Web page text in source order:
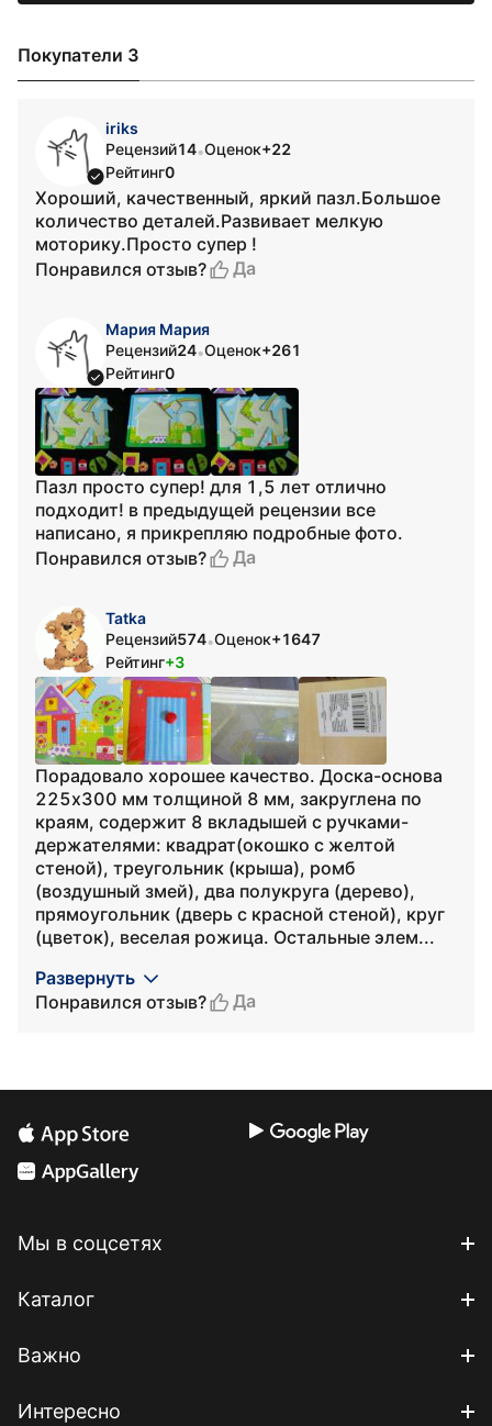
Покупатели 3
iriks
Рецензий14•Оценок+22
Рейтинг0
Хороший, качественный, яркий пазл.Большое
количество деталей.Развивает мелкую
моторику.Просто супер !
Понравился отзыв?
Да
Мария Мария
Рецензий24•Оценок+261
Рейтинг0
Пазл просто супер! для 1,5 лет отлично
подходит! в предыдущей рецензии все
написано, я прикрепляю подробные фото.
Понравился отзыв?
Да
Tatka
Рецензий574•Оценок+1647
Рейтинг+3
Порадовало хорошее качество. Доска-основа
225х300 мм толщиной 8 мм, закруглена по
краям, содержит 8 вкладышей c ручками-
держателями: квадрат(окошко с желтой
стеной), треугольник (крыша), ромб
(воздушный змей), два полукруга (дерево),
прямоугольник (дверь с красной стеной), круг
(цветок), веселая рожица. Остальные элем...
Развернуть
Понравился отзыв?
Да
Мы в соцсетях
Каталог
Важно
Интересно